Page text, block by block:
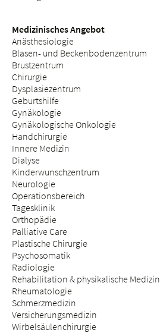
Medizinisches Angebot
Anästhesiologie
Blasen- und Beckenbodenzentrum
Brustzentrum
Chirurgie
Dysplasiezentrum
Geburtshilfe
Gynäkologie
Gynäkologische Onkologie
Handchirurgie
Innere Medizin
Dialyse
Kinderwunschzentrum
Neurologie
Operationsbereich
Tagesklinik
Orthopädie
Palliative Care
Plastische Chirurgie
Psychosomatik
Radiologie
Rehabilitation & physikalische Medizin
Rheumatologie
Schmerzmedizin
Versicherungsmedizin
Wirbelsäulenchirurgie